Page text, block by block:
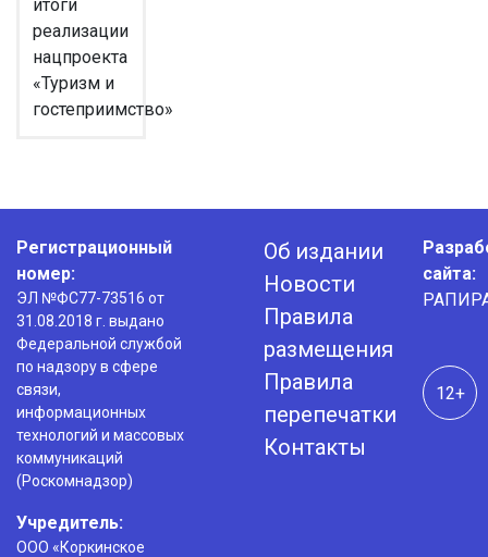
итоги
реализации
нацпроекта
«Туризм и
гостеприимство»
Регистрационный
номер:
ЭЛ №ФС77-73516 от
31.08.2018 г. выдано
Федеральной службой
по надзору в сфере
связи,
информационных
технологий и массовых
коммуникаций
(Роскомнадзор)
Учредитель:
ООО «Коркинское
Об издании
Новости
Правила
размещения
Правила
перепечатки
Контакты
сайта:
12+